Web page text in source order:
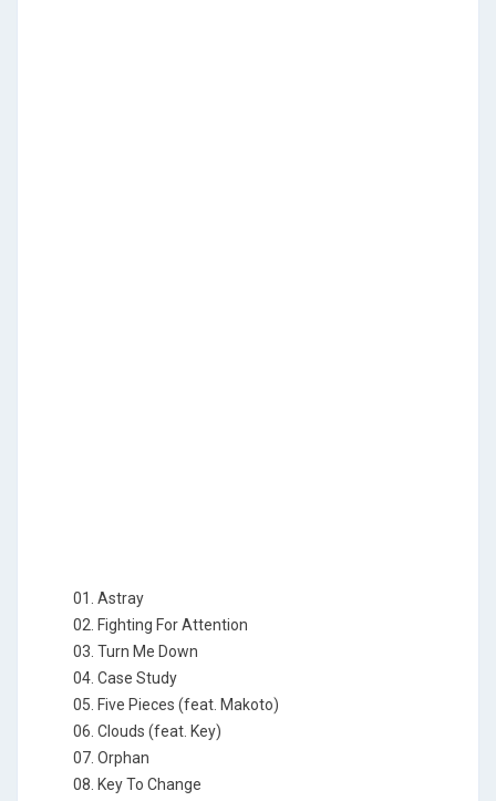
01. Astray
02. Fighting For Attention
03. Turn Me Down
04. Case Study
05. Five Pieces (feat. Makoto)
06. Clouds (feat. Key)
07. Orphan
08. Key To Change